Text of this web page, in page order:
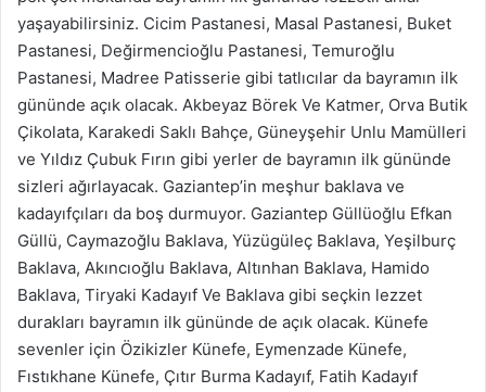
yaşayabilirsiniz. Cicim Pastanesi, Masal Pastanesi, Buket
Pastanesi, Değirmencioğlu Pastanesi, Temuroğlu
Pastanesi, Madree Patisserie gibi tatlıcılar da bayramın ilk
gününde açık olacak. Akbeyaz Börek Ve Katmer, Orva Butik
Çikolata, Karakedi Saklı Bahçe, Güneyşehir Unlu Mamülleri
ve Yıldız Çubuk Fırın gibi yerler de bayramın ilk gününde
sizleri ağırlayacak. Gaziantep’in meşhur baklava ve
kadayıfçıları da boş durmuyor. Gaziantep Güllüoğlu Efkan
Güllü, Caymazoğlu Baklava, Yüzügüleç Baklava, Yeşilburç
Baklava, Akıncıoğlu Baklava, Altınhan Baklava, Hamido
Baklava, Tiryaki Kadayıf Ve Baklava gibi seçkin lezzet
durakları bayramın ilk gününde de açık olacak. Künefe
sevenler için Özikizler Künefe, Eymenzade Künefe,
Fıstıkhane Künefe, Çıtır Burma Kadayıf, Fatih Kadayıf